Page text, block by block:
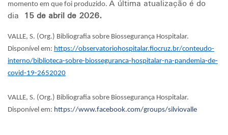
momento em que foi produzido. A última atualização é do
dia 15 de abril de 2026.
VALLE, S. (Org.) Bibliografia sobre Biossegurança Hospitalar.
Disponível em: https://observatoriohospitalar.fiocruz.br/conteudo-
interno/biblioteca-sobre-biosseguranca-hospitalar-na-pandemia-de-
covid-19-2652020
VALLE, S. (Org.) Bibliografia sobre Biossegurança Hospitalar.
Disponível em: https://www.facebook.com/groups/silviovalle